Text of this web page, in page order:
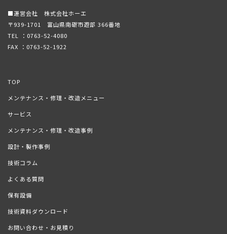
■運営会社 株式会社ホーエ
〒939-1701 富山県南砺市遊部 366番地
TEL ： 0763-52-4080
FAX ：0763-52-1922
TOP
メンテナンス・修理・改造メニュー
サービス
メンテナンス・修理・改造事例
設計・製作事例
技術コラム
よくある質問
保有設備
技術資料ダウンロード
お問い合わせ・お見積り